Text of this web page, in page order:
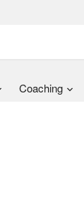
Coaching